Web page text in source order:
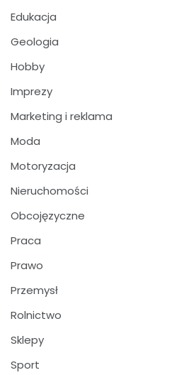
Edukacja
Geologia
Hobby
Imprezy
Marketing i reklama
Moda
Motoryzacja
Nieruchomości
Obcojęzyczne
Praca
Prawo
Przemysł
Rolnictwo
Sklepy
Sport